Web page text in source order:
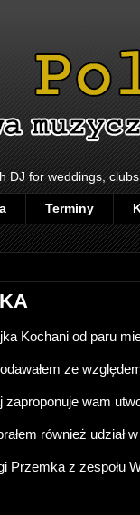
DJ for weddings,
Terminy
Kochani od paru
ze
zaproponuje wam
również udział
Przemka z zespołu